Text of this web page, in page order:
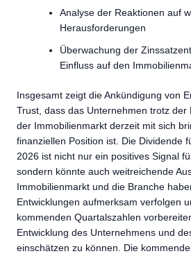
Analyse der Reaktionen auf
Herausforderungen
Überwachung der
Einfluss auf den
Insgesamt zeigt die Ankündigung von
Trust, dass das Unternehmen trotz
der Immobilienmarkt derzeit mit sich
finanziellen Position ist. Die Dividende
2026 ist nicht nur ein positives Signal
sondern könnte auch weitreichende
Immobilienmarkt und die Branche
Entwicklungen aufmerksam verfolgen
kommenden Quartalszahlen
Entwicklung des Unternehmens und
einschätzen zu können. Die